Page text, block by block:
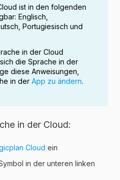
ist in den folgenden
Englisch,
Portugiesisch und
in der Cloud
die Sprache in der
diese Anweisungen,
in der App zu ändern.
in der Cloud:
Cloud ein
in der unteren linken